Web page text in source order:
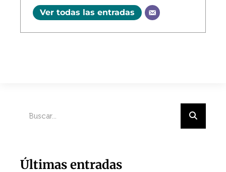
Ver todas las entradas
Últimas entradas